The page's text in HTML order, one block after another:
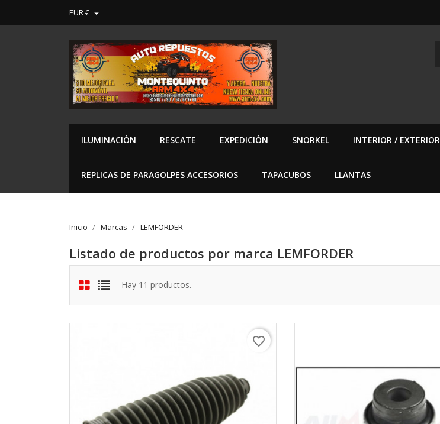
EUR € 
ILUMINACIÓN RESCATE EXPEDICIÓN SNORKEL INTERIOR / EXTERIOR
REPLICAS DE PARAGOLPES ACCESORIOS TAPACUBOS LLANTAS
Inicio Marcas LEMFORDER
Listado de productos por marca LEMFORDER
Hay 11 productos.
favorite_border